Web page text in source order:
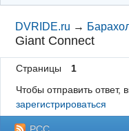
Вход
DVRIDE.ru →
Giant Connect
Страницы
1
Чтобы отправить ответ,
зарегистрироваться